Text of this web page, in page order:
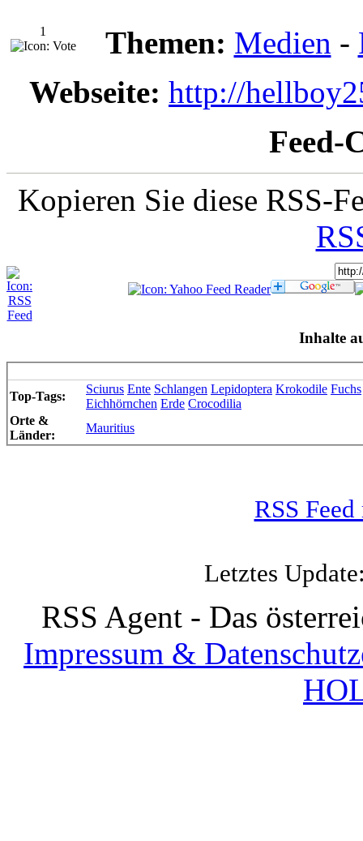
1 Themen: Medien -
Webseite: http://
Feed-
Kopieren Sie diese RSS-
Inhalte
Top-Tags:
Sciurus Ente Schlangen Lepidoptera Krokodile Fuchs
Eichhörnchen Erde Crocodilia
Orte &
Länder:
Mauritius
RSS
Letztes
RSS Agent - Das
Impressum &